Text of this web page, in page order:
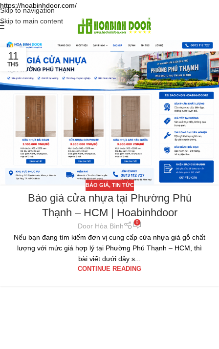
https://hoabinhdoor.com/
Skip to navigation
Skip to main content
11
TH5
BÁO GIÁ, TIN TỨC
Báo giá cửa nhựa tại Phường Phú
Thạnh – HCM | Hoabinhdoor
Door Hòa Bình 0
Nếu bạn đang tìm kiếm đơn vị cung cấp cửa nhựa giả gỗ chất
lượng với mức giá hợp lý tại Phường Phú Thạnh – HCM, thì
bài viết dưới đây s...
CONTINUE READING